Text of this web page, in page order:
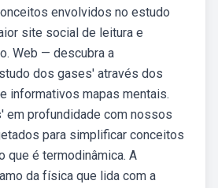
envolvidos no estudo
site social de leitura e
Web — descubra a
dos gases' através dos
informativos mapas mentais.
em profundidade com nossos
para simplificar conceitos
que é termodinâmica. A
da física que lida com a